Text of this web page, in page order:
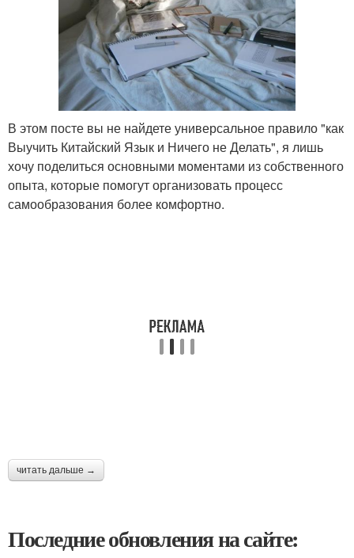
В этом посте вы не найдете универсальное правило "как
Выучить Китайский Язык и Ничего не Делать", я лишь
хочу поделиться основными моментами из собственного
опыта, которые помогут организовать процесс
самообразования более комфортно.
читать дальше →
Последние обновления на сайте: